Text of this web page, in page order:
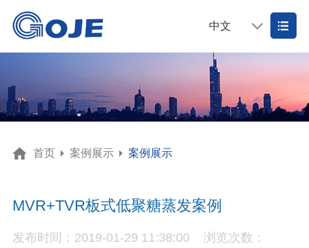
中文
首页 案例展示 案例展示
MVR+TVR板式低聚糖蒸发案例
发布时间：2019-01-29 11:38:00
浏览次数：